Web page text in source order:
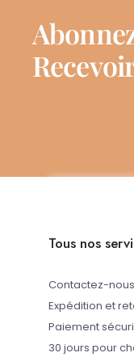
Tous nos
Contactez-nous
Expédition et
Paiement
30 jours pour